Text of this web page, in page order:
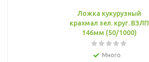
Ложка кукурузный
крахмал зел. круг. ВЗЛП
146мм (50/1000)
Много